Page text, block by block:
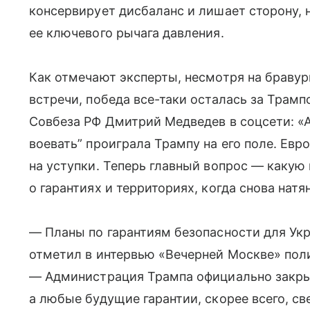
консервирует дисбаланс и лишает
ее ключевого рычага давления.
Как отмечают эксперты, несмотря на
встречи, победа все-таки осталась за
Совбеза РФ Дмитрий Медведев в соцсети:
воевать” проиграла Трампу на его поле.
на уступки. Теперь главный вопрос — какую
о гарантиях и территориях, когда снова
— Планы по гарантиям безопасности для
отметил в интервью «Вечерней Москве»
— Администрация Трампа официально
а любые будущие гарантии, скорее всего,